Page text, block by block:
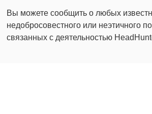
Вы можете сообщить о любых
недобросовестного или неэтичного
связанных с деятельностью